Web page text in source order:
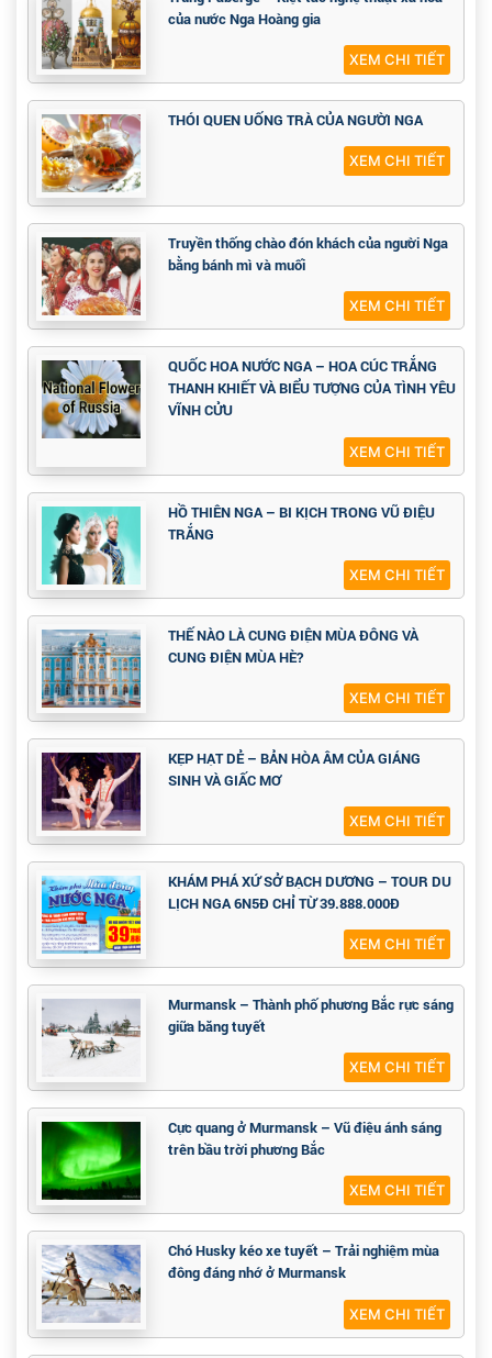
của nước Nga Hoàng gia
XEM CHI TIẾT
THÓI QUEN UỐNG TRÀ CỦA NGƯỜI NGA
XEM CHI TIẾT
Truyền thống chào đón khách của người Nga
bằng bánh mì và muối
XEM CHI TIẾT
QUỐC HOA NƯỚC NGA – HOA CÚC TRẮNG
THANH KHIẾT VÀ BIỂU TƯỢNG CỦA TÌNH YÊU
VĨNH CỬU
XEM CHI TIẾT
HỒ THIÊN NGA – BI KỊCH TRONG VŨ ĐIỆU
TRẮNG
XEM CHI TIẾT
THẾ NÀO LÀ CUNG ĐIỆN MÙA ĐÔNG VÀ
CUNG ĐIỆN MÙA HÈ?
XEM CHI TIẾT
KẸP HẠT DẺ – BẢN HÒA ÂM CỦA GIÁNG
SINH VÀ GIẤC MƠ
XEM CHI TIẾT
KHÁM PHÁ XỨ SỞ BẠCH DƯƠNG – TOUR DU
LỊCH NGA 6N5Đ CHỈ TỪ 39.888.000Đ
XEM CHI TIẾT
Murmansk – Thành phố phương Bắc rực sáng
giữa băng tuyết
XEM CHI TIẾT
Cực quang ở Murmansk – Vũ điệu ánh sáng
trên bầu trời phương Bắc
XEM CHI TIẾT
Chó Husky kéo xe tuyết – Trải nghiệm mùa
đông đáng nhớ ở Murmansk
XEM CHI TIẾT